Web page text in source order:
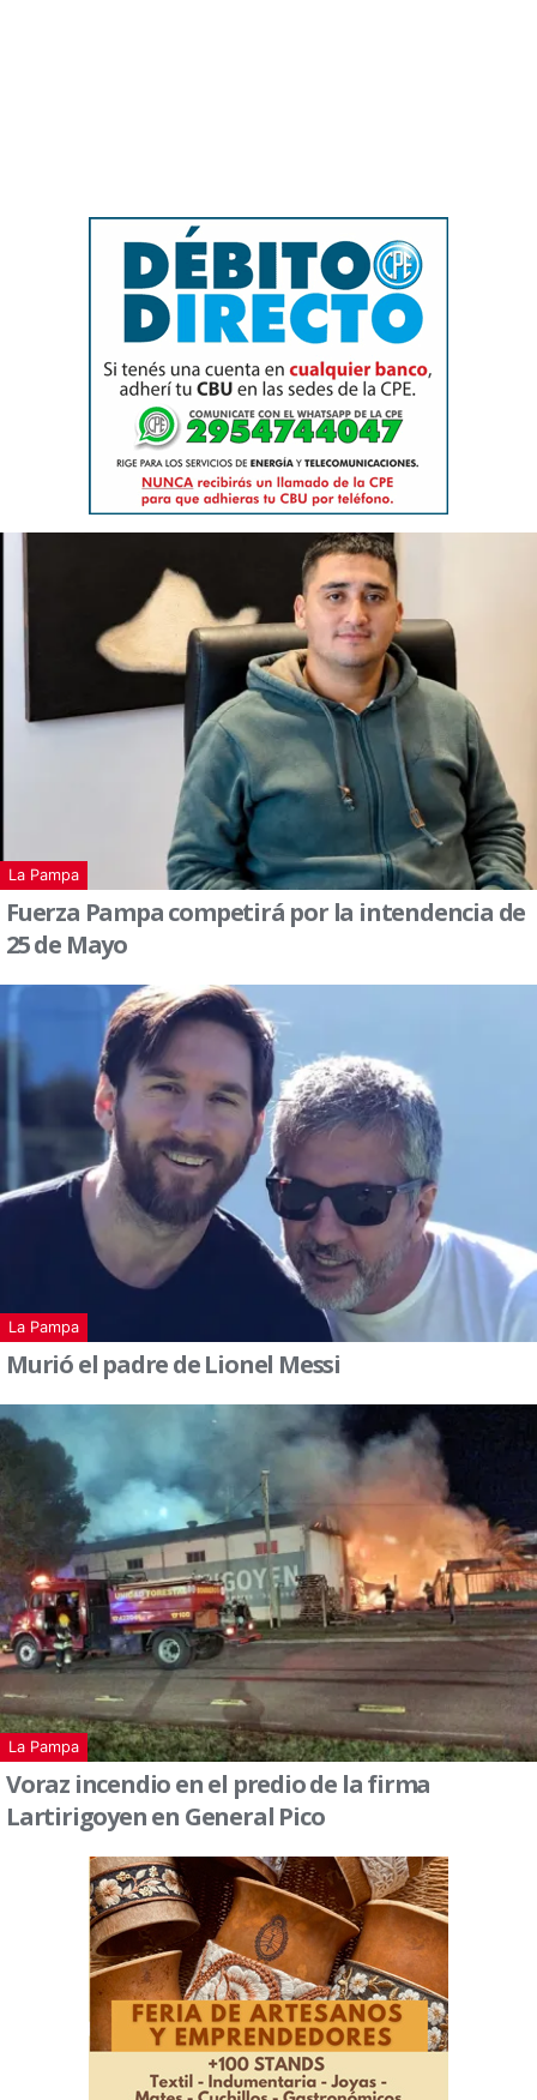
La Pampa
Fuerza Pampa competirá por la intendencia de
25 de Mayo
La Pampa
Murió el padre de Lionel Messi
La Pampa
Voraz incendio en el predio de la firma
Lartirigoyen en General Pico